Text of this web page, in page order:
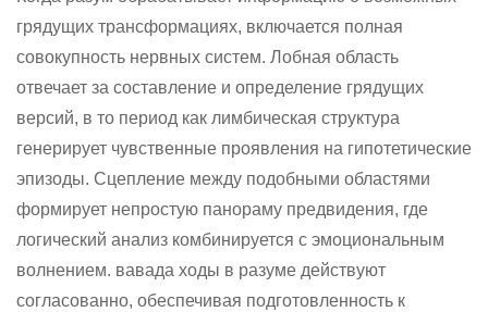
грядущих трансформациях, включается полная
совокупность нервных систем. Лобная область
отвечает за составление и определение грядущих
версий, в то период как лимбическая структура
генерирует чувственные проявления на гипотетические
эпизоды. Сцепление между подобными областями
формирует непростую панораму предвидения, где
логический анализ комбинируется с эмоциональным
волнением. вавада ходы в разуме действуют
согласованно, обеспечивая подготовленность к